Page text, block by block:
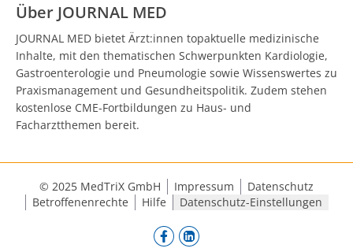
Über JOURNAL MED
JOURNAL MED bietet Ärzt:innen topaktuelle medizinische
Inhalte, mit den thematischen Schwerpunkten Kardiologie,
Gastroenterologie und Pneumologie sowie Wissenswertes zu
Praxismanagement und Gesundheitspolitik. Zudem stehen
kostenlose CME-Fortbildungen zu Haus- und
Facharztthemen bereit.
© 2025 MedTriX GmbH Impressum
Datenschutz
Betroffenenrechte
Hilfe Datenschutz-Einstellungen